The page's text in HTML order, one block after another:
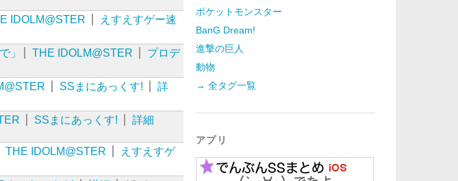
IDOLM@STER
えすえすゲー速
」 THE IDOLM@STER
プロデ
SSまにあっくす!
詳
SSまにあっくす!
詳細
THE IDOLM@STER
えすえすゲ
ポケットモンスター
BanG Dream!
進撃の巨人
動物
→ 全タグ一覧
アプリ